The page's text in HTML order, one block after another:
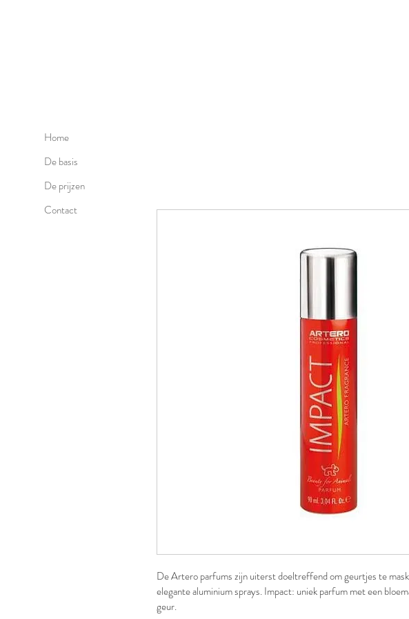
Home
De basis
De prijzen
Contact
De Artero parfums zijn uiterst doeltreffend om geurtjes te
elegante aluminium sprays. Impact: uniek parfum met een
geur.